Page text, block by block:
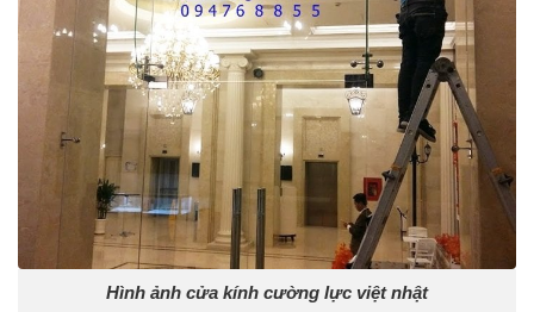
Hình ảnh cửa kính cường lực việt nhật